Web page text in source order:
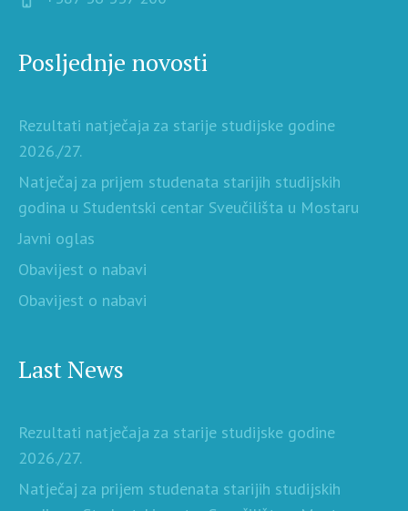
Posljednje novosti
Rezultati natječaja za starije studijske godine
2026./27.
Natječaj za prijem studenata starijih studijskih
godina u Studentski centar Sveučilišta u Mostaru
Javni oglas
Obavijest o nabavi
Obavijest o nabavi
Last News
Rezultati natječaja za starije studijske godine
2026./27.
Natječaj za prijem studenata starijih studijskih